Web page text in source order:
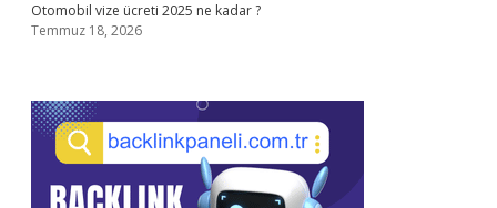
Otomobil vize ücreti 2025 ne kadar ?
Temmuz 18, 2026